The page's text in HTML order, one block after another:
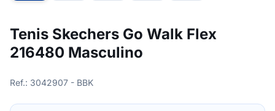
Tenis Skechers Go Walk Flex
216480 Masculino
Ref.: 3042907 - BBK